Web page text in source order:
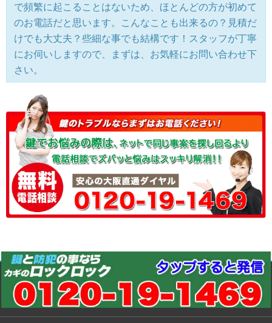
で頻繁に起こることはないため、ほとんどの方が初めて
のお電話だと思います。こんなことも出来るの？見積だ
けでも大丈夫？些細な事でも結構です！スタッフが丁寧
にお伺いしますので、まずは、お気軽にお問い合わせ下
さい。